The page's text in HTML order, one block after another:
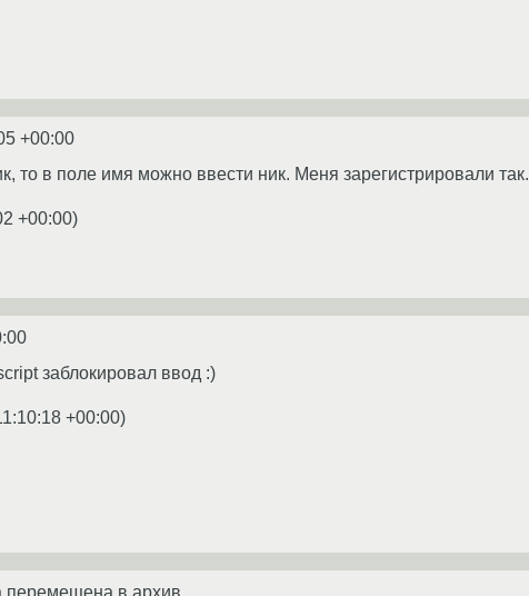
+00:00
то в поле имя можно ввести ник. Меня зарегистрировали так.
+00:00)
заблокировал ввод :)
+00:00)
перемещена в архив.